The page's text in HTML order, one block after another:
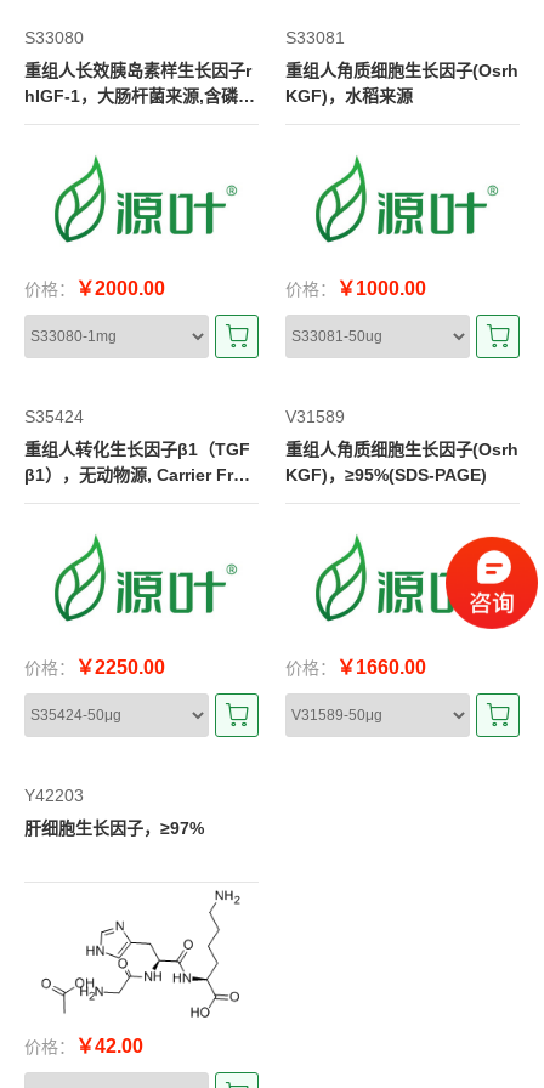
S33080
重组人长效胰岛素样生长因子r
hIGF-1，大肠杆菌来源,含磷酸
盐
价格： ￥2000.00
S33081
重组人角质细胞生长因子(Osrh
KGF)，水稻来源
价格： ￥1000.00
S35424
重组人转化生长因子β1（TGF
β1），无动物源, Carrier Free,
生物活性, ActiBioPure™, Hig
价格： ￥2250.00
V31589
重组人角质细胞生长因子(Osrh
KGF)，≥95%(SDS-PAGE)
价格： ￥1660.00
Y42203
肝细胞生长因子，≥97%
价格： ￥42.00